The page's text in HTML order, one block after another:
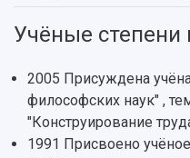
Руководство
Попечительский
Ученый совет
Ректорат
Пресс-центр
Газета "Полет"
Газета "Самарский
Аспирантура
Учебные планы
Дополнительное
Институты и
Конкурс на
Научно-
Научные проекты и
Учёные степени
2005 Присуждена
философских наук" ,
"Конструирование
1991 Присвоено